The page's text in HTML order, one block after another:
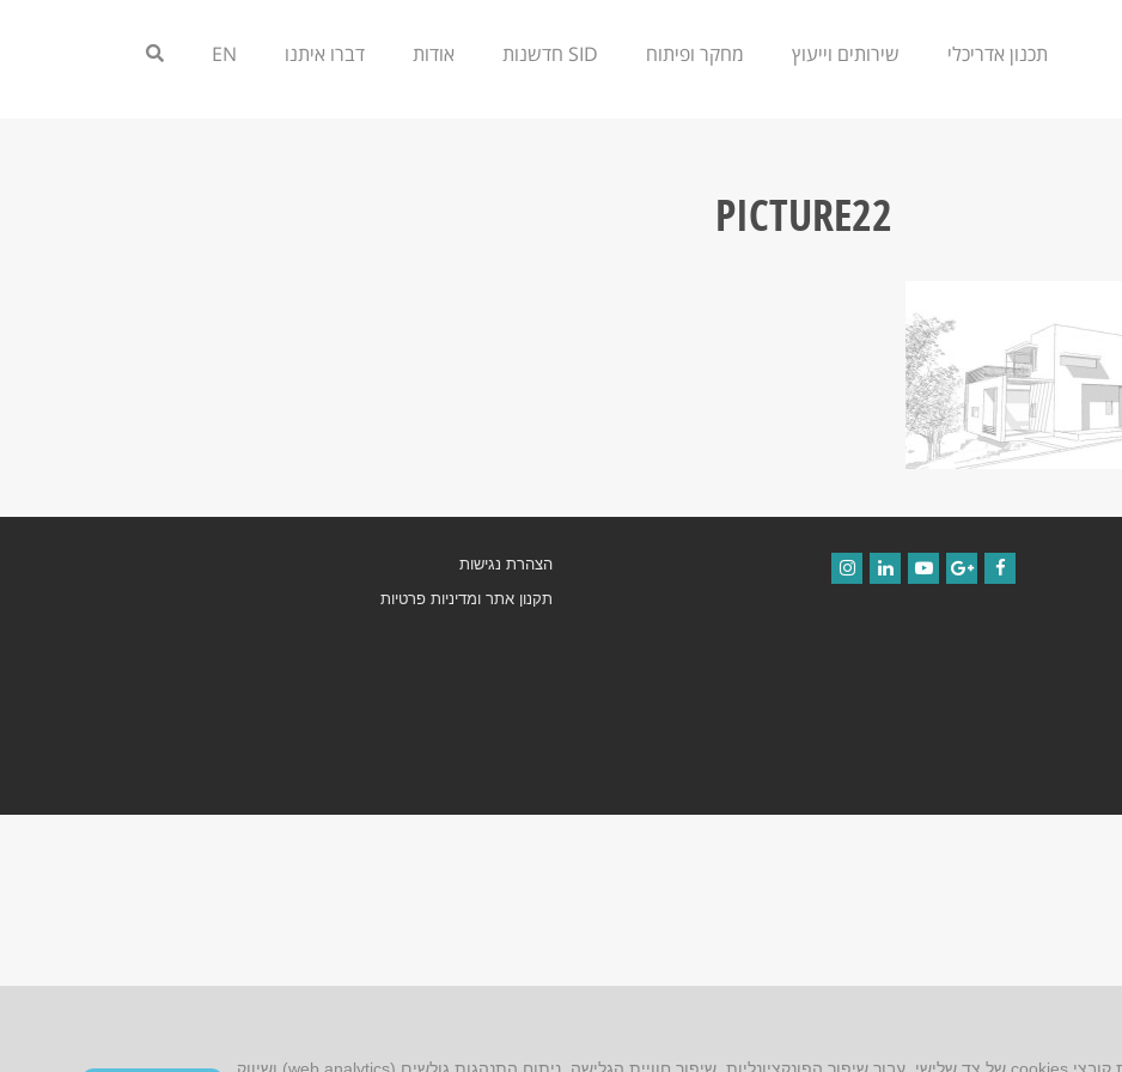
תכנון אדריכלי שירותים וייעוץ מחקר ופיתוח SID חדשנות אודות דברו איתנו EN
PICTURE22
הצהרת נגישות
תקנון אתר ומדיניות פרטיות
אתר זה עושה שימוש בקובצי cookies, לרבות קובצי cookies של צד שלישי, עבור שיפור הפונקציונליות, שיפור חוויית הגלישה, ניתוח התנהגות גולשים (web analytics) ושיווק